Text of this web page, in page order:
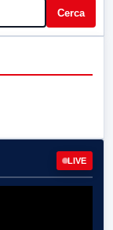
Cerca
LIVE